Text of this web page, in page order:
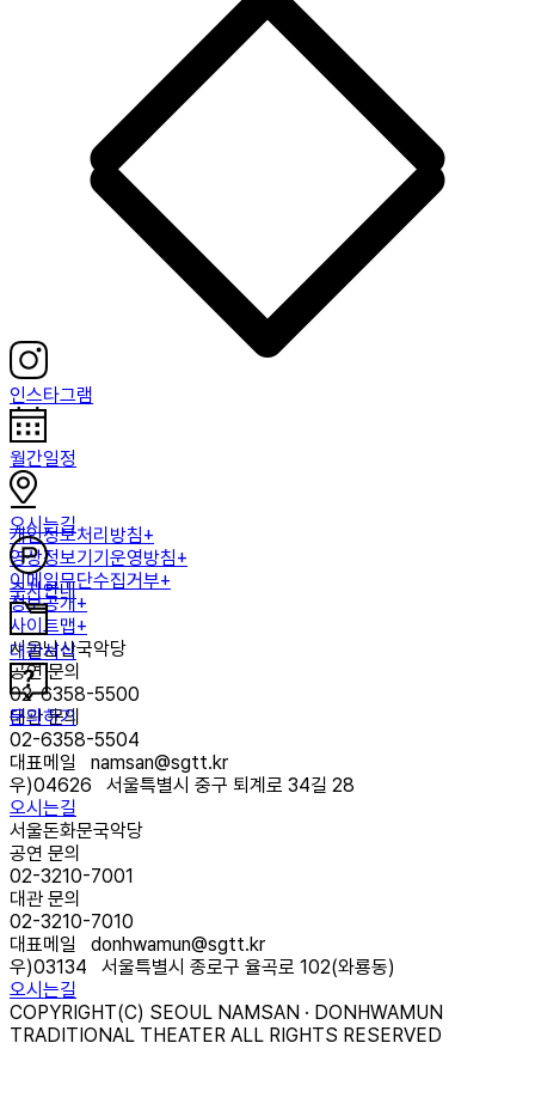
인스타그램
월간일정
오시는길
주차안내
대관서식
문의하기
개인정보처리방침+
영상정보기기운영방침+
이메일무단수집거부+
정보공개+
사이트맵+
서울남산국악당
공연 문의
02-6358-5500
대관 문의
02-6358-5504
대표메일 namsan@sgtt.kr
우)04626
서울특별시 중구 퇴계로 34길 28
오시는길
서울돈화문국악당
공연 문의
02-3210-7001
대관 문의
02-3210-7010
대표메일 donhwamun@sgtt.kr
우)03134
서울특별시 종로구 율곡로 102(와룡동)
오시는길
COPYRIGHT(C) SEOUL NAMSAN · DONHWAMUN
TRADITIONAL THEATER ALL RIGHTS RESERVED